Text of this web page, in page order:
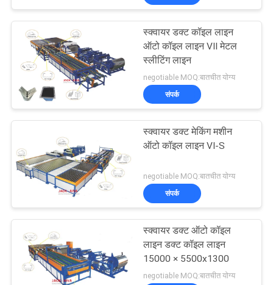
गुणवत्ता
नियंत्रण
हमसे
संपर्क
करें
समाचार
उद्धरण
मांगें
साइटमैप
आयताकार डक्ट फ्लैंज
मशीनें
13
पोस्ट टेंशनिंग डक्ट मशीन
स्क्वायर डक्ट कॉइल लाइन
ऑटो कॉइल लाइन VII मेटल
स्लीटिंग लाइन
negotiable MOQ:बातचीत योग्य
संपर्क
स्क्वायर डक्ट मेकिंग मशीन
ऑटो कॉइल लाइन VI-S
negotiable MOQ:बातचीत योग्य
संपर्क
स्क्वायर डक्ट ऑटो कॉइल
लाइन डक्ट कॉइल लाइन
15000 × 5500x1300
negotiable MOQ:बातचीत योग्य